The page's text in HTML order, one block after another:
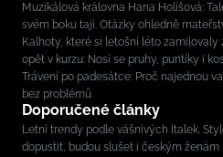
Muzikálová královna Hana Holišová:
svém boku tají. Otázky ohledně
Kalhoty, které si letošní léto zamilovaly
opět v kurzu: Nosí se pruhy, puntíky i
Trávení po padesátce: Proč najednou
bez problémů
Doporučené články
Letní trendy podle vášnivých Italek.
dopustit, budou slušet i českým ženám